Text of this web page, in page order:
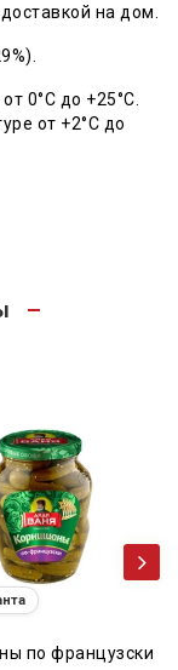
на дом.
0°C до +25°C.
от +2°C до
Огурчики